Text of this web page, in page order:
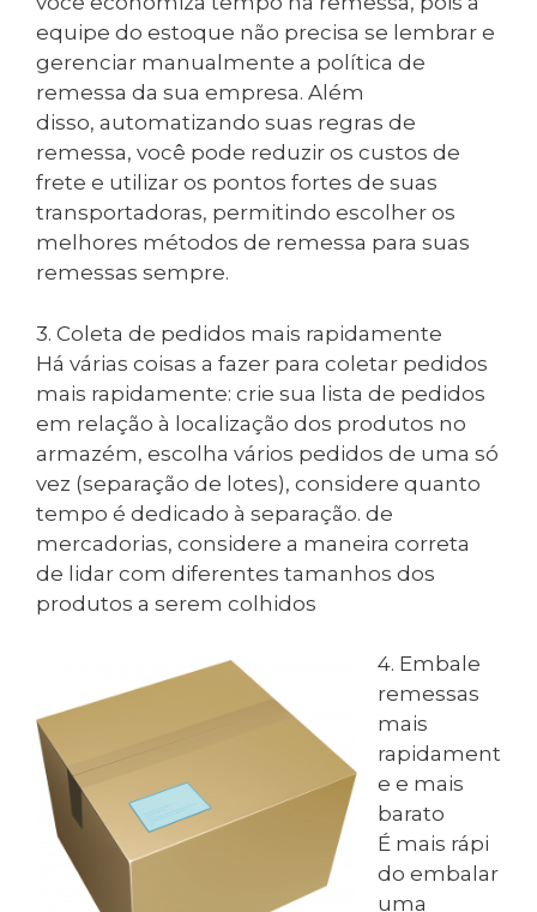
equipe do estoque não precisa se lembrar e
gerenciar manualmente a política de
remessa da sua empresa. Além
disso, automatizando suas regras de
remessa, você pode reduzir os custos de
frete e utilizar os pontos fortes de suas
transportadoras, permitindo escolher os
melhores métodos de remessa para suas
remessas sempre.
3. Coleta de pedidos mais rapidamente
Há várias coisas a fazer para coletar pedidos
mais rapidamente: crie sua lista de pedidos
em relação à localização dos produtos no
armazém, escolha vários pedidos de uma só
vez (separação de lotes), considere quanto
tempo é dedicado à separação. de
mercadorias, considere a maneira correta
de lidar com diferentes tamanhos dos
produtos a serem colhidos
4. Embale
remessas
mais
rapidament
e e mais
barato
É mais rápi
do embalar
uma